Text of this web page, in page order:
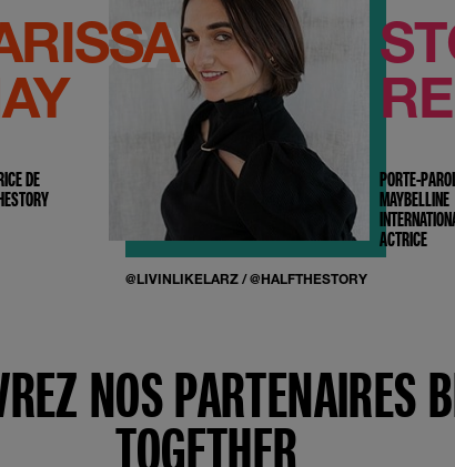
DE
@LIVINLIKELARZ /@HALFTHESTORY
PORTE-
MAYBELLINE
ACTRICE
NOS PARTENAIRES
TOGETHER